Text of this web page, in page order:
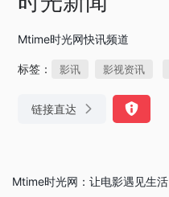
Mtime时光网快讯频道
标签： 影讯 影视资讯
链接直达
Mtime时光网：让电影遇见生活